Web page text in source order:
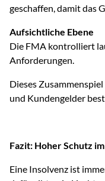
geschaffen, damit das
Aufsichtliche Ebene
Die FMA kontrolliert
Anforderungen.
Dieses
und Kundengelder
Fazit: Hoher Schutz
Eine Insolvenz ist